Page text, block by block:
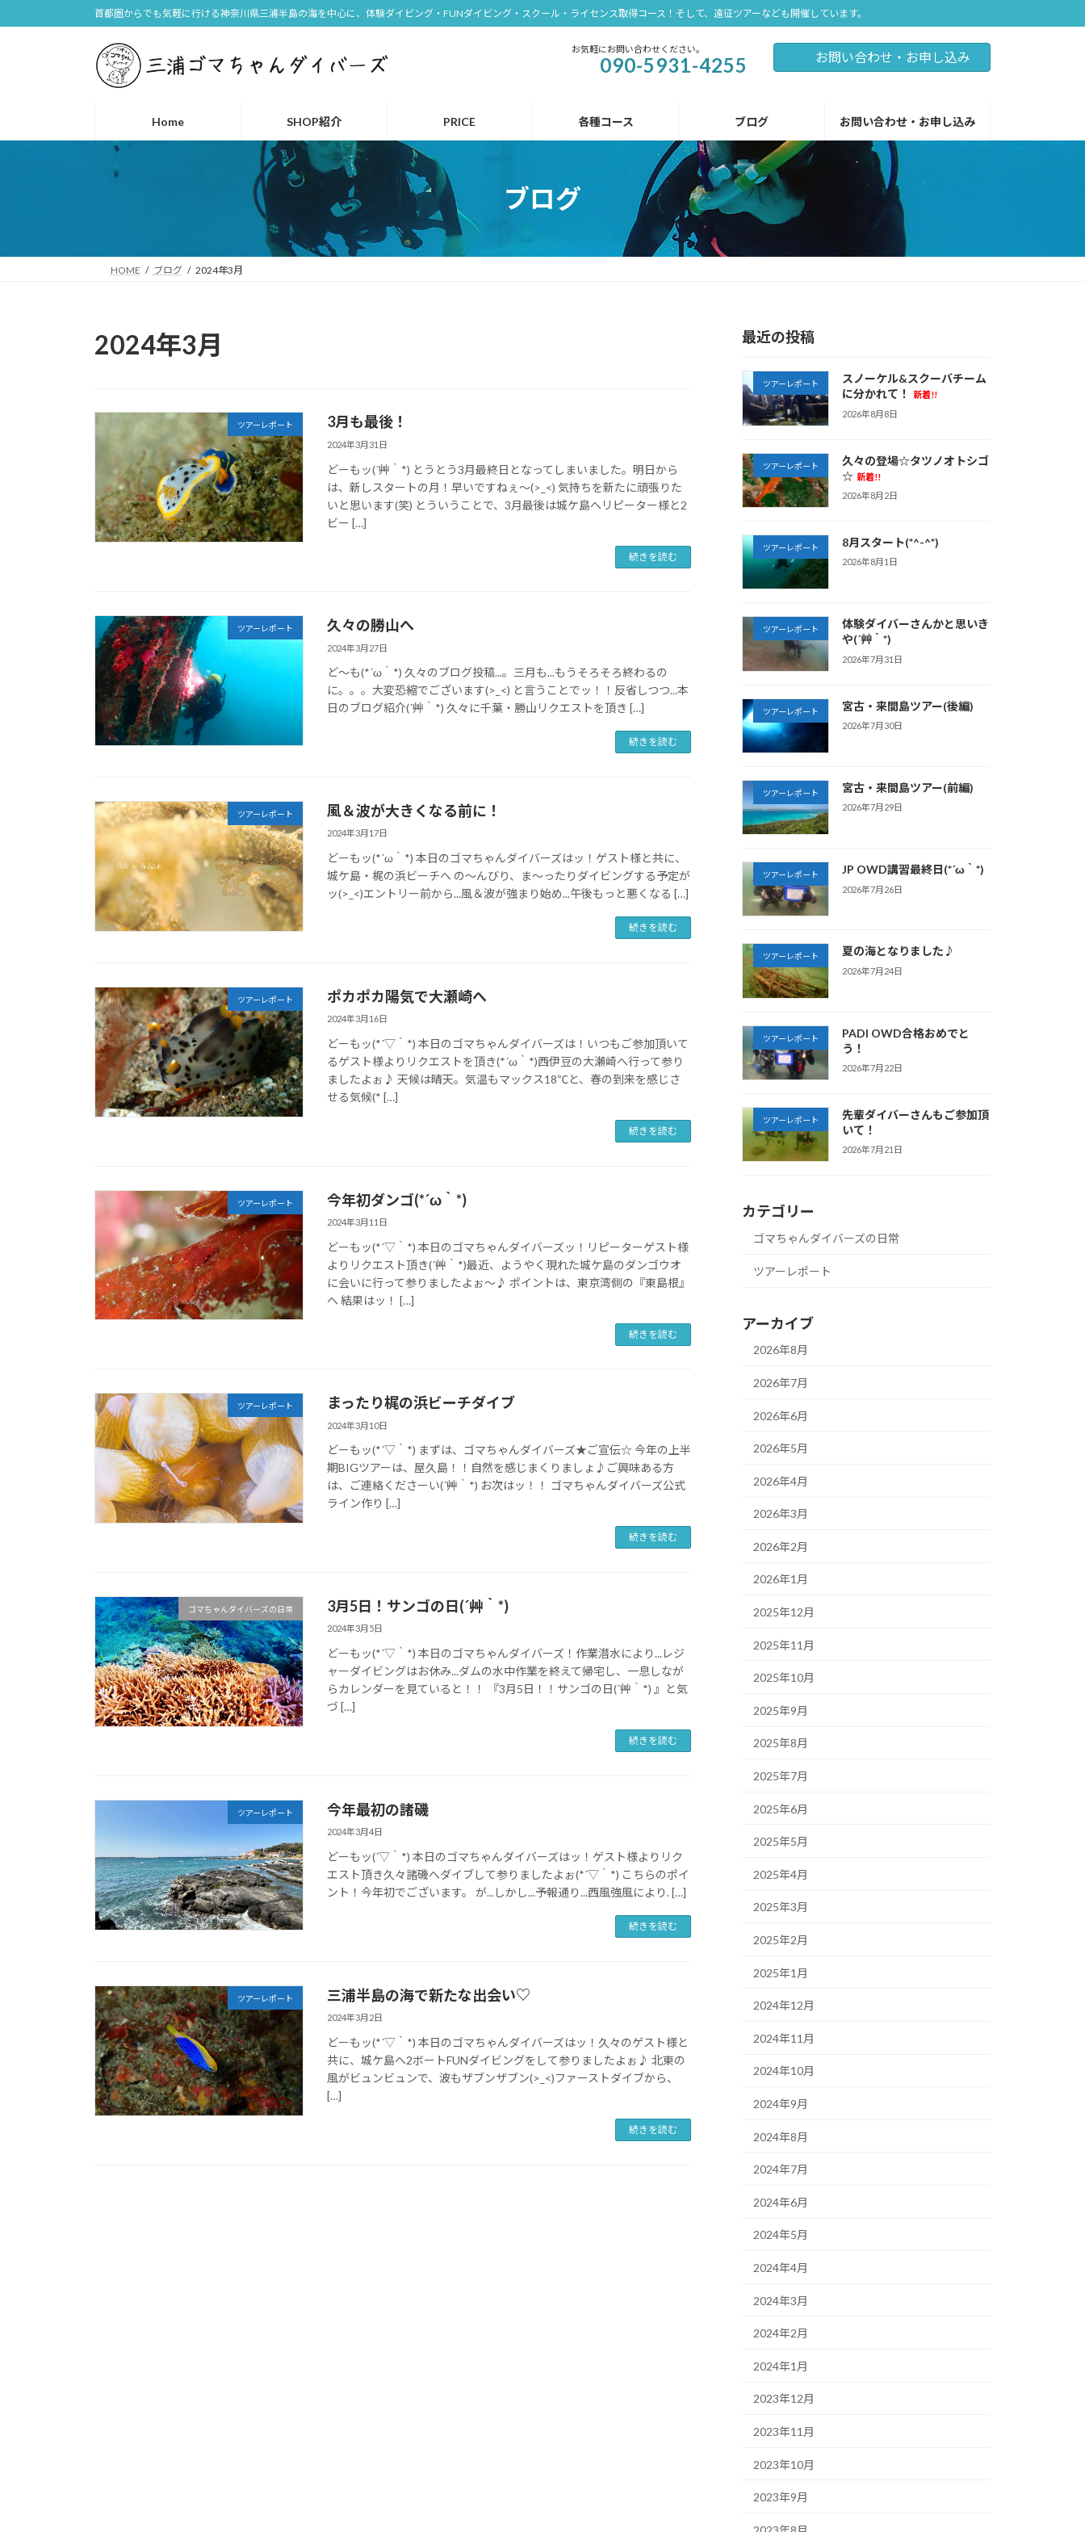
ン
キ
ビ
に
首都圏からでも気軽に行ける神奈川県三浦半島の海を中心に、体験ダイビング・FUNダイビング・スクール・ライセンス取得コース！そして、遠征ツアーなども開催しています。
お気軽にお問い合わせください。
090-5931-4255 お問い合わせ・お申し込み
Home SHOP紹介 PRICE 各種コース ブログ お問い合わせ・お申し込み
ブログ
HOME ブログ 2024年3月
2024年3月
ツアーレポート 3月も最後！
2024年3月31日
どーもッ(´艸｀*) とうとう3月最終日となってしまいました。明日から
は、新しスタートの月！早いですねぇ～(>_<) 気持ちを新たに頑張りた
いと思います(笑) とういうことで、3月最後は城ケ島へリピーター様と2
ビー […]
続きを読む
ツアーレポート 久々の勝山へ
2024年3月27日
ど～も(*´ω｀*) 久々のブログ投稿...。三月も...もうそろそろ終わるの
に。。。大変恐縮でございます(>_<) と言うことでッ！！反省しつつ...本
日のブログ紹介(´艸｀*) 久々に千葉・勝山リクエストを頂き […]
続きを読む
ツアーレポート 風＆波が大きくなる前に！
2024年3月17日
どーもッ(*´ω｀*) 本日のゴマちゃんダイバーズはッ！ゲスト様と共に、
城ケ島・梶の浜ビーチへ の～んびり、ま～ったりダイビングする予定が
ッ(>_<)エントリー前から...風＆波が強まり始め...午後もっと悪くなる […]
続きを読む
ツアーレポート ポカポカ陽気で大瀬崎へ
2024年3月16日
どーもッ(*´▽｀*) 本日のゴマちゃんダイバーズは！いつもご参加頂いて
るゲスト様よりリクエストを頂き(*´ω｀*)西伊豆の大瀬崎へ行って参り
ましたよぉ♪ 天候は晴天。気温もマックス18℃と、春の到来を感じさ
せる気候(* […]
続きを読む
ツアーレポート 今年初ダンゴ(*´ω｀*)
2024年3月11日
どーもッ(*´▽｀*) 本日のゴマちゃんダイバーズッ！リピーターゲスト様
よりリクエスト頂き(´艸｀*)最近、ようやく現れた城ケ島のダンゴウオ
に会いに行って参りましたよぉ～♪ ポイントは、東京湾側の『東島根』
へ 結果はッ！ […]
続きを読む
ツアーレポート まったり梶の浜ビーチダイブ
2024年3月10日
どーもッ(*´▽｀*) まずは、ゴマちゃんダイバーズ★ご宣伝☆ 今年の上半
期BIGツアーは、屋久島！！自然を感じまくりましょ♪ご興味ある方
は、ご連絡くださーい(´艸｀*) お次はッ！！ ゴマちゃんダイバーズ公式
ライン作り […]
続きを読む
ゴマちゃんダイバーズの日常 3月5日！サンゴの日(´艸｀*)
2024年3月5日
どーもッ(*´▽｀*) 本日のゴマちゃんダイバーズ！作業潜水により...レジ
ャーダイビングはお休み...ダムの水中作業を終えて帰宅し、一息しなが
らカレンダーを見ていると！！ 『3月5日！！サンゴの日(´艸｀*) 』と気
づ […]
続きを読む
ツアーレポート 今年最初の諸磯
2024年3月4日
どーもッ(´▽｀*) 本日のゴマちゃんダイバーズはッ！ゲスト様よりリク
エスト頂き久々諸磯へダイブして参りましたよぉ(*´▽｀*) こちらのポイ
ント！今年初でございます。 が...しかし...予報通り...西風強風により. […]
続きを読む
ツアーレポート 三浦半島の海で新たな出会い♡
2024年3月2日
どーもッ(*´▽｀*) 本日のゴマちゃんダイバーズはッ！久々のゲスト様と
共に、城ケ島へ2ボートFUNダイビングをして参りましたよぉ♪ 北東の
風がビュンビュンで、波もザブンザブン(>_<)ファーストダイブから、
[…]
続きを読む
最近の投稿
ツアーレポート
スノーケル&スクーバチーム
に分かれて！
新着!!
2026年8月8日
ツアーレポート
久々の登場☆タツノオトシゴ
☆ 新着!!
2026年8月2日
ツアーレポート 8月スタート(*^-^*)
2026年8月1日
ツアーレポート
体験ダイバーさんかと思いき
や(´艸｀*)
2026年7月31日
ツアーレポート 宮古・来間島ツアー(後編)
2026年7月30日
ツアーレポート 宮古・来間島ツアー(前編)
2026年7月29日
ツアーレポート JP OWD講習最終日(*´ω｀*)
2026年7月26日
ツアーレポート 夏の海となりました♪
2026年7月24日
ツアーレポート
PADI OWD合格おめでと
う！
2026年7月22日
ツアーレポート
先輩ダイバーさんもご参加頂
いて！
2026年7月21日
カテゴリー
ゴマちゃんダイバーズの日常
ツアーレポート
アーカイブ
2026年8月
2026年7月
2026年6月
2026年5月
2026年4月
2026年3月
2026年2月
2026年1月
2025年12月
2025年11月
2025年10月
2025年9月
2025年8月
2025年7月
2025年6月
2025年5月
2025年4月
2025年3月
2025年2月
2025年1月
2024年12月
2024年11月
2024年10月
2024年9月
2024年8月
2024年7月
2024年6月
2024年5月
2024年4月
2024年3月
2024年2月
2024年1月
2023年12月
2023年11月
2023年10月
2023年9月